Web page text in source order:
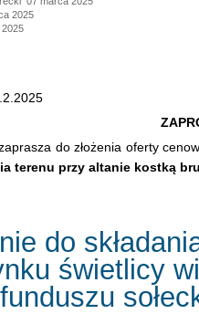
2025
do złożenia oferty
terenu przy altanie kostką
do
świetlicy